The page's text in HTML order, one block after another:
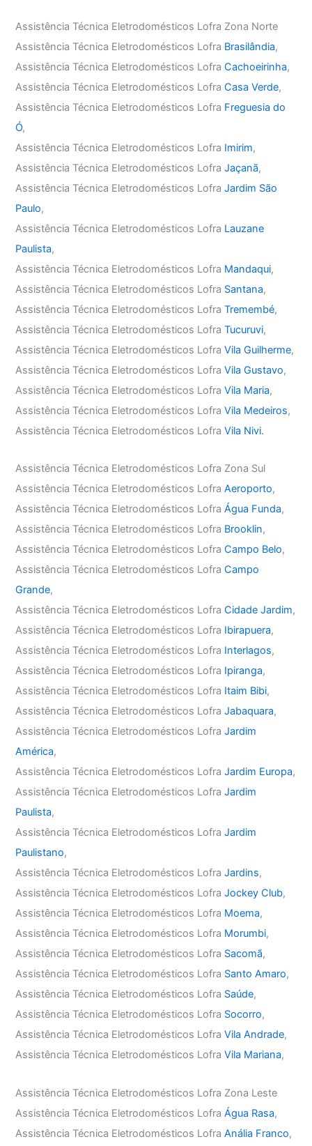
Assistência Técnica Eletrodomésticos Lofra Zona Norte
Assistência Técnica Eletrodomésticos Lofra Brasilândia,
Assistência Técnica Eletrodomésticos LofraCachoeirinha,
Assistência Técnica Eletrodomésticos LofraCasa Verde,
Assistência Técnica Eletrodomésticos Lofra Freguesia do
Ó,
Assistência Técnica Eletrodomésticos Lofra Imirim,
Assistência Técnica Eletrodomésticos LofraJaçanã,
Assistência Técnica Eletrodomésticos LofraJardim São
Paulo,
Assistência Técnica Eletrodomésticos Lofra Lauzane
Paulista,
Assistência Técnica Eletrodomésticos Lofra Mandaqui,
Assistência Técnica Eletrodomésticos Lofra Santana,
Assistência Técnica Eletrodomésticos LofraTremembé,
Assistência Técnica Eletrodomésticos LofraTucuruvi,
Assistência Técnica Eletrodomésticos LofraVila Guilherme,
Assistência Técnica Eletrodomésticos LofraVila Gustavo,
Assistência Técnica Eletrodomésticos LofraVila Maria,
Assistência Técnica Eletrodomésticos LofraVila Medeiros,
Assistência Técnica Eletrodomésticos LofraVila Nivi.
Assistência Técnica Eletrodomésticos Lofra Zona Sul
Assistência Técnica Eletrodomésticos LofraAeroporto,
Assistência Técnica Eletrodomésticos LofraÁgua Funda,
Assistência Técnica Eletrodomésticos Lofra Brooklin,
Assistência Técnica Eletrodomésticos LofraCampo Belo,
Assistência Técnica Eletrodomésticos LofraCampo
Grande,
Assistência Técnica Eletrodomésticos LofraCidade Jardim,
Assistência Técnica Eletrodomésticos Lofra Ibirapuera,
Assistência Técnica Eletrodomésticos Lofra Interlagos,
Assistência Técnica Eletrodomésticos Lofra Ipiranga,
Assistência Técnica Eletrodomésticos Lofra Itaim Bibi,
Assistência Técnica Eletrodomésticos LofraJabaquara,
Assistência Técnica Eletrodomésticos LofraJardim
América,
Assistência Técnica Eletrodomésticos LofraJardim Europa,
Assistência Técnica Eletrodomésticos LofraJardim
Paulista,
Assistência Técnica Eletrodomésticos LofraJardim
Paulistano,
Assistência Técnica Eletrodomésticos LofraJardins,
Assistência Técnica Eletrodomésticos LofraJockey Club,
Assistência Técnica Eletrodomésticos Lofra Moema,
Assistência Técnica Eletrodomésticos Lofra Morumbi,
Assistência Técnica Eletrodomésticos Lofra Sacomã,
Assistência Técnica Eletrodomésticos Lofra Santo Amaro,
Assistência Técnica Eletrodomésticos Lofra Saúde,
Assistência Técnica Eletrodomésticos Lofra Socorro,
Assistência Técnica Eletrodomésticos LofraVila Andrade,
Assistência Técnica Eletrodomésticos LofraVila Mariana,
Assistência Técnica Eletrodomésticos Lofra Zona Leste
Assistência Técnica Eletrodomésticos LofraÁgua Rasa,
Assistência Técnica Eletrodomésticos LofraAnália Franco,